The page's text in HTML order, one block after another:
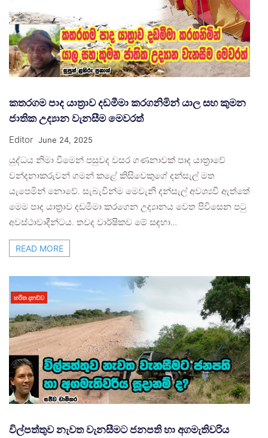
කතරගම පාද යාත්‍රාව දඩමීමා කරගනිමින් යාල සහ කුමන
ජාතික උද්‍යාන වැනසීම මෙවරත්
Editor June 24, 2025
යුද්ධය නිමා වීමෙන් පසුවද වසර ගණනාවක් පාද යාත්‍රාවේ
වන්දනාකරුවන් ගමන් කළේ කිසිවෙකුගේ දන්සැල් මත
යැපෙමින් නොවේ. සැබැවින්ම මෙවැනි දන්සැල් අවශ්‍යවී ඇත්තේ
මෙම පාද යාත්‍රාව දඩමීමා කරගෙන උද්‍යානය වෙත පිවිසෙන පටු
අවස්ථාවාදීන්ටය. තවද වාර්ෂිකව මේ සඳහා…
READ MORE
හරිත දනව්ව
විල්පත්තුව නැවත වැනසීමට ජනපති හා අගමැතිවරිය